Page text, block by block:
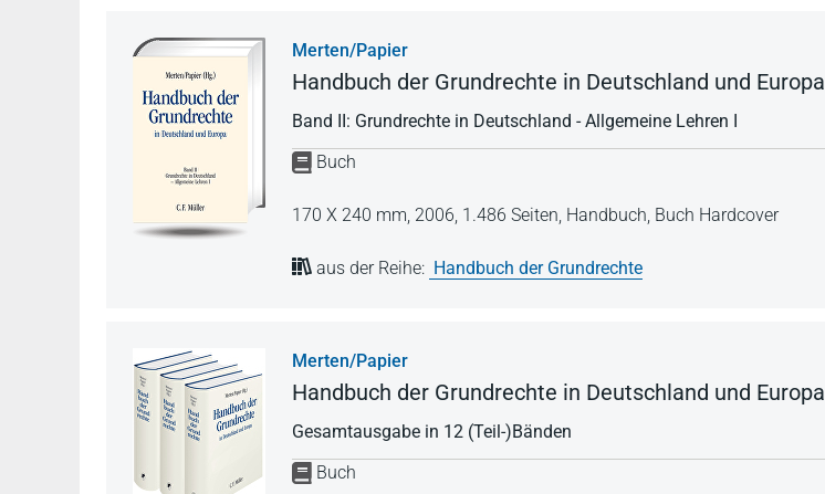
Merten/Papier
Handbuch der Grundrechte in Deutschland und Europa
Band II: Grundrechte in Deutschland - Allgemeine Lehren I
Buch
170 X 240 mm, 2006, 1.486 Seiten, Handbuch, Buch Hardcover
aus der Reihe: Handbuch der Grundrechte
Merten/Papier
Handbuch der Grundrechte in Deutschland und Europa
Gesamtausgabe in 12 (Teil-)Bänden
Buch